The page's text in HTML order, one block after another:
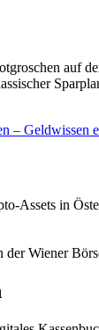
auf
– Geldwissen
Assets in
Wiener